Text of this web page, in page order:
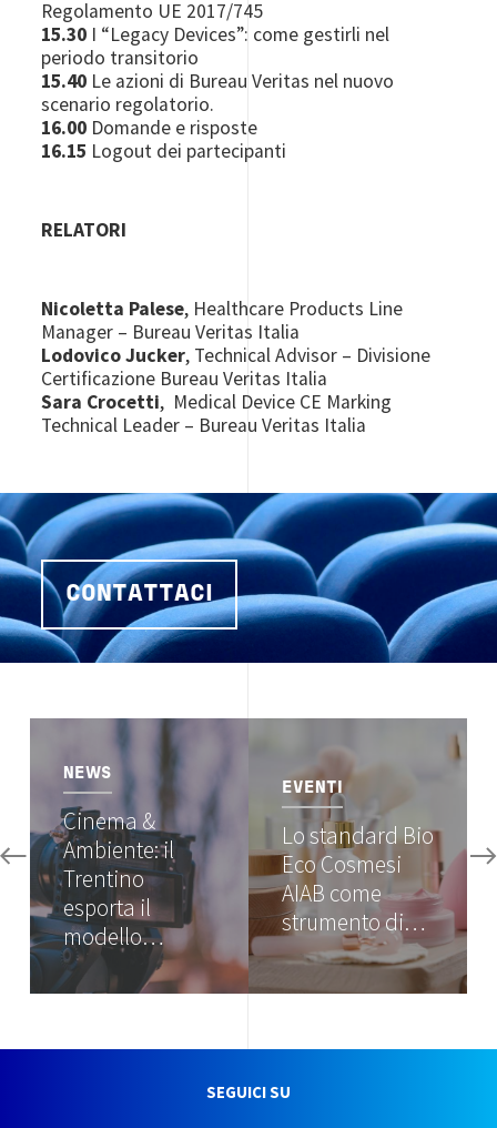
Regolamento UE 2017/745
15.30 I “Legacy Devices”: come gestirli nel
periodo transitorio
15.40 Le azioni di Bureau Veritas nel nuovo
scenario regolatorio.
16.00 Domande e risposte
16.15 Logout dei partecipanti
RELATORI
Nicoletta Palese, Healthcare Products Line
Manager – Bureau Veritas Italia
Lodovico Jucker, Technical Advisor – Divisione
Certificazione Bureau Veritas Italia
Sara Crocetti, Medical Device CE Marking
Technical Leader – Bureau Veritas Italia
CONTATTACI
NEWS
Cinema &
Ambiente: il
Trentino
esporta il
modello…
EVENTI
Lo standard Bio
Eco Cosmesi
AIAB come
strumento di…
SEGUICI SU